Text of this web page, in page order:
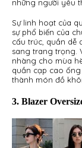
những người yêu
Sự linh hoạt của
sự phổ biến của
cấu trúc, quần dễ
sang trang trọng.
nhàng cho mùa
quần cạp cao
thành món đồ
3. Blazer